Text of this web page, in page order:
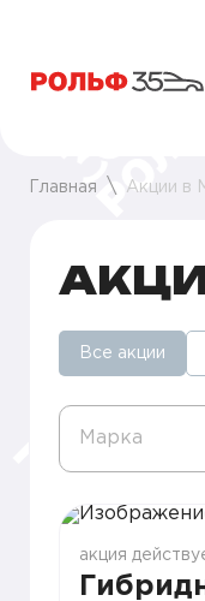
Главная Акции в
Все акции
Марка
акция